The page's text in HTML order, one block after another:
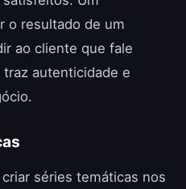
o resultado de um
ao cliente que fale
autenticidade e
séries temáticas nos